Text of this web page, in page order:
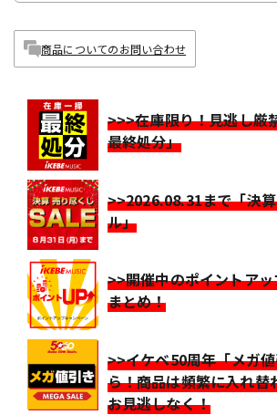
商品についてのお問い合わせ
>>>在庫限り！見逃し厳
最終処分」
>>2026.08.31まで「決
ル」
>>開催中のポイントア
まとめ！
>>イケベ50周年「メガ
ら！商品は頻繁に入れ替
お見逃しなく！